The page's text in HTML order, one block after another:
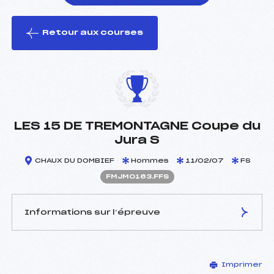
le ski
Retour aux courses
LES 15 DE TREMONTAGNE Coupe du
Jura S
CHAUX DU DOMBIEF Hommes 11/02/07 FS
FMJM0163.FFS
Informations sur l’épreuve
ROYET MICHEL (MJ)
Imprimer